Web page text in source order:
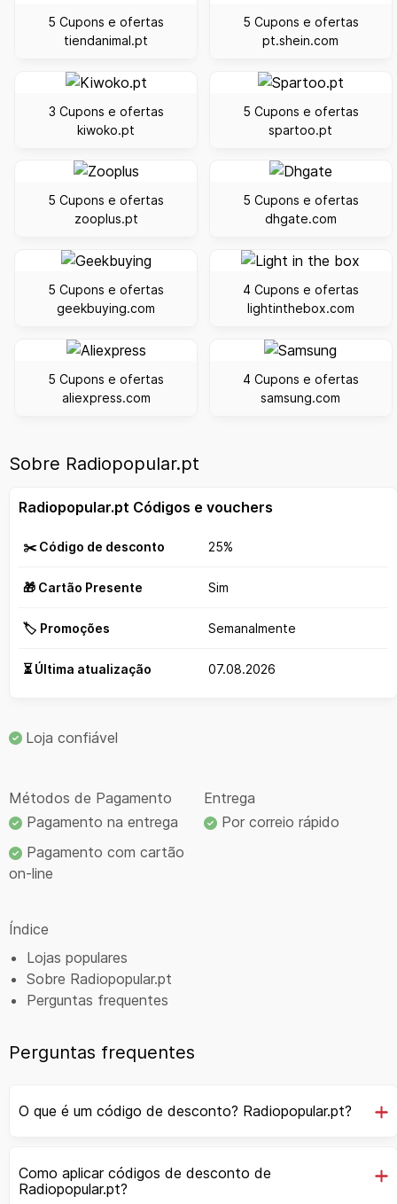
5 Cupons e ofertas
tiendanimal.pt
5 Cupons e ofertas
pt.shein.com
3 Cupons e ofertas
kiwoko.pt
5 Cupons e ofertas
spartoo.pt
5 Cupons e ofertas
zooplus.pt
5 Cupons e ofertas
dhgate.com
5 Cupons e ofertas
geekbuying.com
4 Cupons e ofertas
lightinthebox.com
5 Cupons e ofertas
aliexpress.com
4 Cupons e ofertas
samsung.com
Sobre Radiopopular.pt
Radiopopular.pt Códigos e vouchers
✂️ Código de desconto 25%
🎁 Cartão Presente Sim
🏷️ Promoções Semanalmente
⏳ Última atualização 07.08.2026
Loja confiável
Métodos de Pagamento
Pagamento na entrega
Pagamento com cartão
on-line
Entrega
Por correio rápido
Índice
Lojas populares
Sobre Radiopopular.pt
Perguntas frequentes
Perguntas frequentes
O que é um código de desconto? Radiopopular.pt?
Como aplicar códigos de desconto de
Radiopopular.pt?